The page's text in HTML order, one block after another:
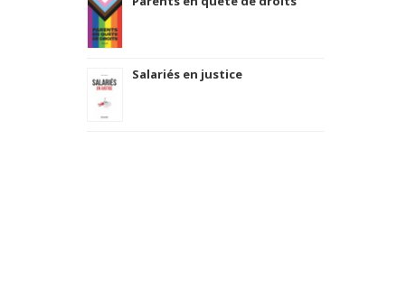
Salariés en justice